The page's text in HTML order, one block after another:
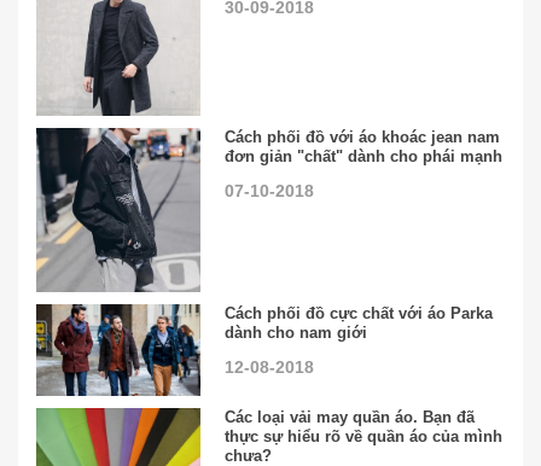
30-09-2018
Cách phối đồ với áo khoác jean nam
đơn giản "chất" dành cho phái mạnh
07-10-2018
Cách phối đồ cực chất với áo Parka
dành cho nam giới
12-08-2018
Các loại vải may quần áo. Bạn đã
thực sự hiểu rõ về quần áo của mình
chưa?